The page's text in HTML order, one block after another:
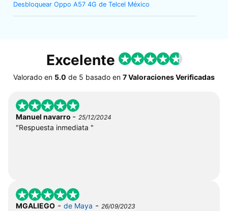
Desbloquear Oppo A57 4G de Telcel México
Excelente
Valorado en 5.0 de 5 basado en 7 Valoraciones Verificadas
Manuel navarro - 25/12/2024
"Respuesta inmediata "
MGALIEGO - de Maya - 26/09/2023